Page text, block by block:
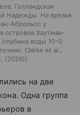
Голландская
Надежды. На врезке
Аброльос у
островов Хаутман-
воды 10–0
Clarke et al.,
(2026)
на две
Одна группа
в